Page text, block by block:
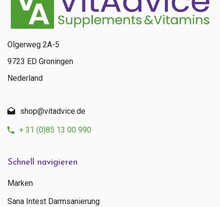
Kontaktieren Sie uns
+ 31 (0)85 13 00 990
Schnell navigieren
Marken
Sana Intest Darmsanierung
Olgerweg 2A-5
9723 ED Groningen
Nederland
shop@vitadvice.de
+ 31 (0)85 13 00 990